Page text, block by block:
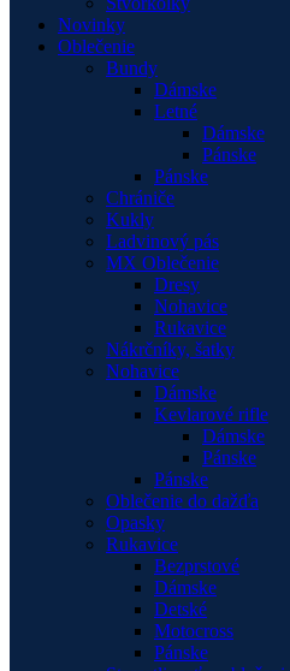
Novinky
Oblečenie
Bundy
Dámske
Letné
Dámske
Pánske
Pánske
Chrániče
Kukly
Ladvinový pás
MX Oblečenie
Dresy
Nohavice
Rukavice
Nákrčníky, šatky
Nohavice
Dámske
Kevlarové rifle
Dámske
Pánske
Pánske
Oblečenie do dažďa
Opasky
Rukavice
Bezprstové
Dámske
Detské
Motocross
Pánske